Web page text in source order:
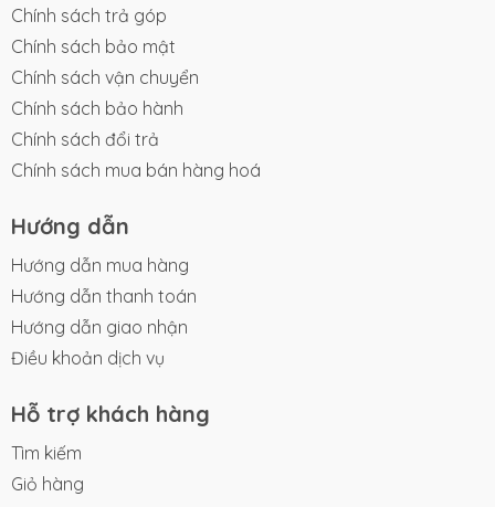
Chính sách trả góp
Chính sách bảo mật
Chính sách vận chuyển
Chính sách bảo hành
Chính sách đổi trả
Chính sách mua bán hàng hoá
Hướng dẫn
Hướng dẫn mua hàng
Hướng dẫn thanh toán
Hướng dẫn giao nhận
Điều khoản dịch vụ
Hỗ trợ khách hàng
Tìm kiếm
Giỏ hàng